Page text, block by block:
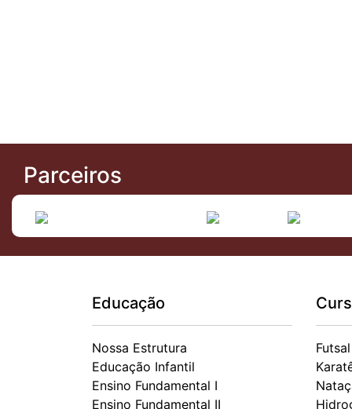
Parceiros
Educação
Nossa Estrutura
Educação Infantil
Ensino Fundamental I
Ensino Fundamental II
Futsal